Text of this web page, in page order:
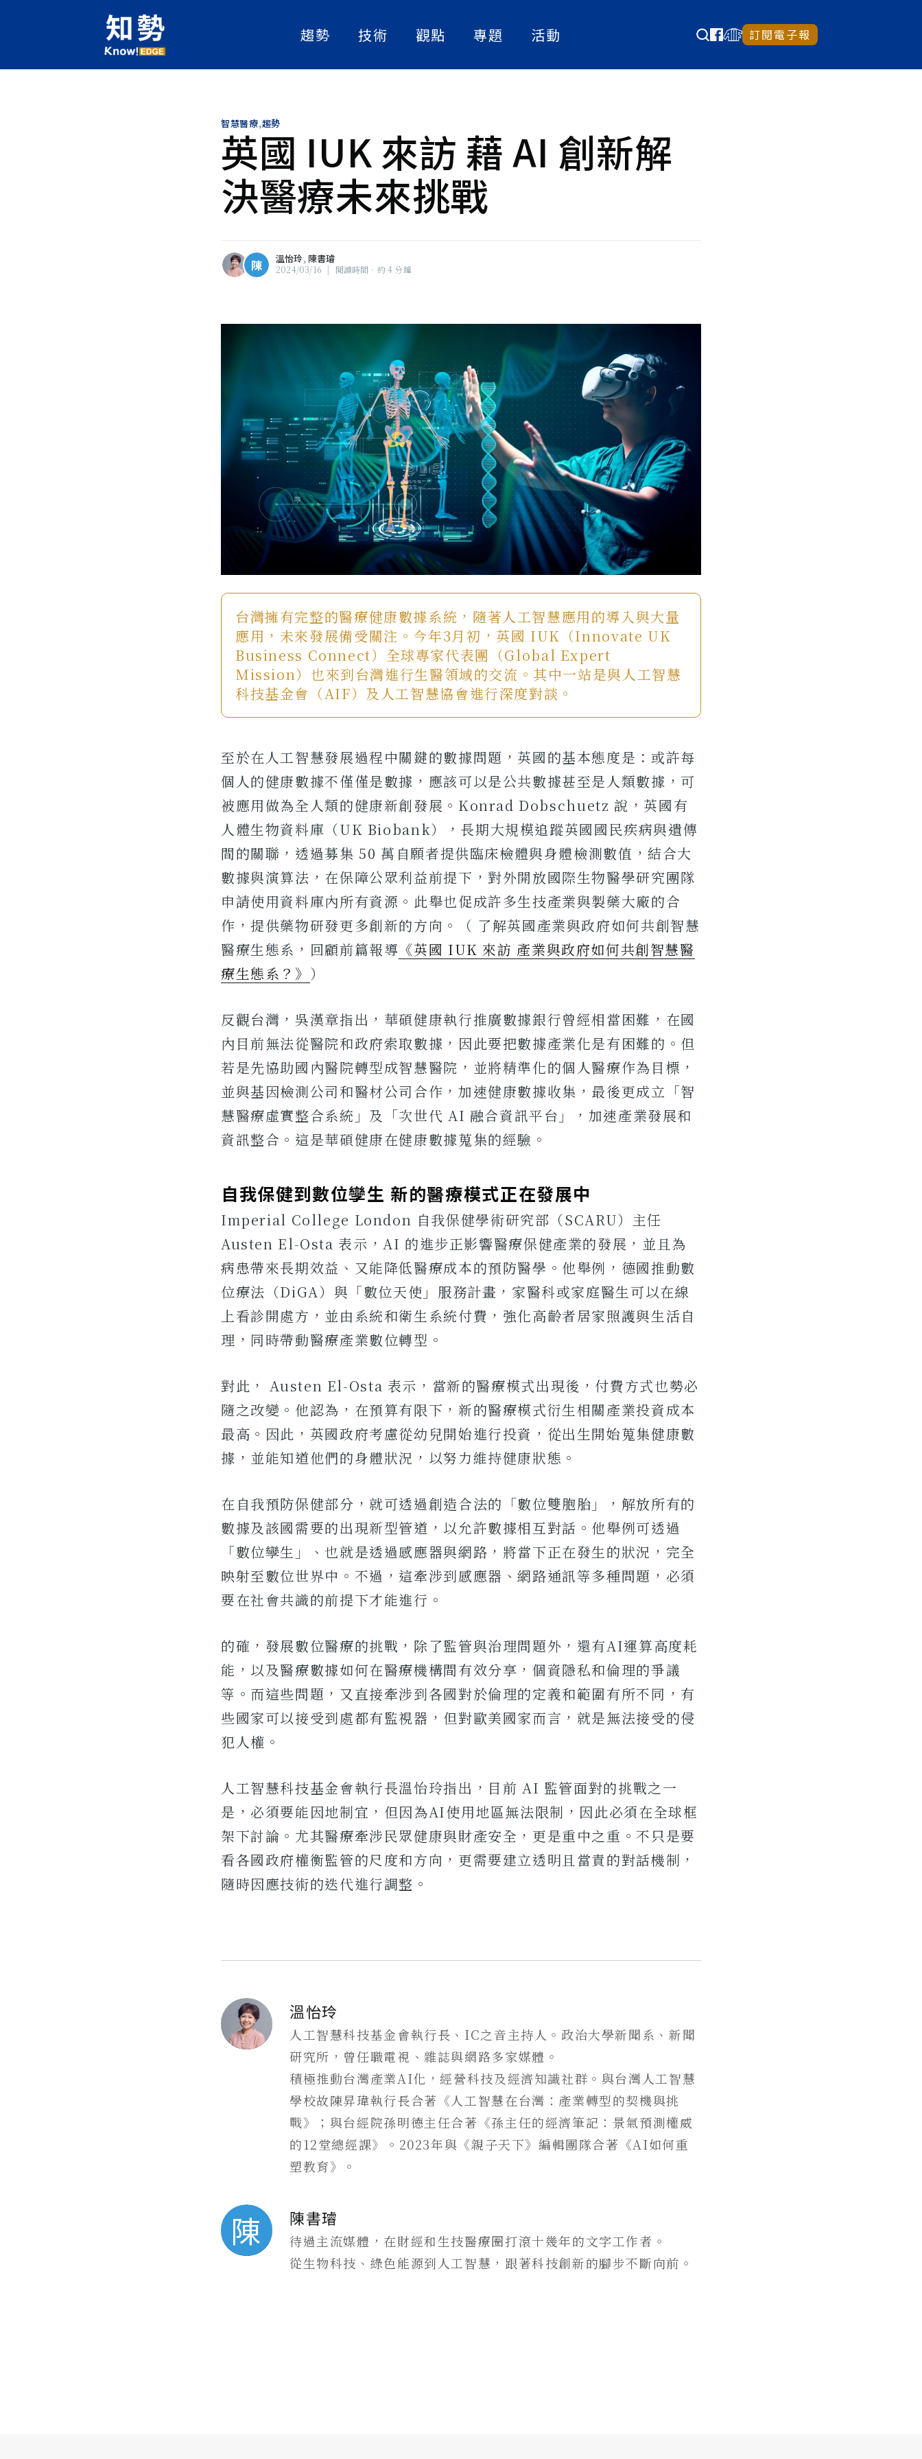
趨勢
人工智慧
技術
實作解析
觀點
人物訪談
策略觀點
大話智慧製造
社畜看天下
NExT Forum
專題 活動 訂閱電子報
智慧醫療,趨勢
英國 IUK 來訪 藉 AI 創新解
決醫療未來挑戰
灣產業AI化，經營科技及經濟知識社群。
與台灣人工智慧學校故陳昇瑋執行長合著
《人工智慧在台灣：產業轉型的契機與挑
戰》；與台經院孫明德主任合著《孫主任的
經濟筆記：景氣預測權威的12堂總經課》。
2023年與《親子天下》編輯團隊合著《AI
如何重塑教育》。
陳書璿
待過主流媒體，在財經和生技醫療圈打滾十
幾年的文字工作者。 從生物科技、綠色能
源到人工智慧，跟著科技創新的腳步不斷向
陳 溫怡玲, 陳書璿
2024/03/16 | 閱讀時間‧約 4 分鐘
台灣擁有完整的醫療健康數據系統，隨著人工智慧應用的導入與大量
應用，未來發展備受關注。今年3月初，英國 IUK（Innovate UK
Business Connect）全球專家代表團（Global Expert
Mission）也來到台灣進行生醫領域的交流。其中一站是與人工智慧
科技基金會（AIF）及人工智慧協會進行深度對談。
至於在人工智慧發展過程中關鍵的數據問題，英國的基本態度是：或許每
個人的健康數據不僅僅是數據，應該可以是公共數據甚至是人類數據，可
被應用做為全人類的健康新創發展。Konrad Dobschuetz 說，英國有
人體生物資料庫（UK Biobank），長期大規模追蹤英國國民疾病與遺傳
間的關聯，透過募集 50 萬自願者提供臨床檢體與身體檢測數值，結合大
數據與演算法，在保障公眾利益前提下，對外開放國際生物醫學研究團隊
申請使用資料庫內所有資源。此舉也促成許多生技產業與製藥大廠的合
作，提供藥物研發更多創新的方向。（ 了解英國產業與政府如何共創智慧
醫療生態系，回顧前篇報導 《英國 IUK 來訪 產業與政府如何共創智慧醫
療生態系？》 ）
反觀台灣，吳漢章指出，華碩健康執行推廣數據銀行曾經相當困難，在國
內目前無法從醫院和政府索取數據，因此要把數據產業化是有困難的。但
若是先協助國內醫院轉型成智慧醫院，並將精準化的個人醫療作為目標，
並與基因檢測公司和醫材公司合作，加速健康數據收集，最後更成立「智
慧醫療虛實整合系統」及「次世代 AI 融合資訊平台」，加速產業發展和
資訊整合。這是華碩健康在健康數據蒐集的經驗。
自我保健到數位孿生 新的醫療模式正在發展中
Imperial College London 自我保健學術研究部（SCARU）主任
Austen El-Osta 表示，AI 的進步正影響醫療保健產業的發展，並且為
病患帶來長期效益、又能降低醫療成本的預防醫學。他舉例，德國推動數
位療法（DiGA）與「數位天使」服務計畫，家醫科或家庭醫生可以在線
上看診開處方，並由系統和衛生系統付費，強化高齡者居家照護與生活自
理，同時帶動醫療產業數位轉型。
對此， Austen El-Osta 表示，當新的醫療模式出現後，付費方式也勢必
隨之改變。他認為，在預算有限下，新的醫療模式衍生相關產業投資成本
最高。因此，英國政府考慮從幼兒開始進行投資，從出生開始蒐集健康數
據，並能知道他們的身體狀況，以努力維持健康狀態。
在自我預防保健部分，就可透過創造合法的「數位雙胞胎」，解放所有的
數據及該國需要的出現新型管道，以允許數據相互對話。他舉例可透過
「數位孿生」、也就是透過感應器與網路，將當下正在發生的狀況，完全
映射至數位世界中。不過，這牽涉到感應器、網路通訊等多種問題，必須
要在社會共識的前提下才能進行。
的確，發展數位醫療的挑戰，除了監管與治理問題外，還有AI運算高度耗
能，以及醫療數據如何在醫療機構間有效分享，個資隱私和倫理的爭議
等。而這些問題，又直接牽涉到各國對於倫理的定義和範圍有所不同，有
些國家可以接受到處都有監視器，但對歐美國家而言，就是無法接受的侵
犯人權。
人工智慧科技基金會執行長溫怡玲指出，目前 AI 監管面對的挑戰之一
是，必須要能因地制宜，但因為AI使用地區無法限制，因此必須在全球框
架下討論。尤其醫療牽涉民眾健康與財產安全，更是重中之重。不只是要
看各國政府權衡監管的尺度和方向，更需要建立透明且當責的對話機制，
隨時因應技術的迭代進行調整。
溫怡玲
人工智慧科技基金會執行長、IC之音主持人。政治大學新聞系、新聞
研究所，曾任職電視、雜誌與網路多家媒體。
積極推動台灣產業AI化，經營科技及經濟知識社群。與台灣人工智慧
學校故陳昇瑋執行長合著《人工智慧在台灣：產業轉型的契機與挑
戰》；與台經院孫明德主任合著《孫主任的經濟筆記：景氣預測權威
的12堂總經課》。2023年與《親子天下》編輯團隊合著《AI如何重
塑教育》。
陳 陳書璿
待過主流媒體，在財經和生技醫療圈打滾十幾年的文字工作者。
從生物科技、綠色能源到人工智慧，跟著科技創新的腳步不斷向前。